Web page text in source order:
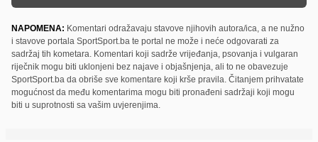
NAPOMENA: Komentari odražavaju stavove njihovih autora/ica, a ne nužno
i stavove portala SportSport.ba te portal ne može i neće odgovarati za
sadržaj tih kometara. Komentari koji sadrže vrijeđanja, psovanja i vulgaran
riječnik mogu biti uklonjeni bez najave i objašnjenja, ali to ne obavezuje
SportSport.ba da obriše sve komentare koji krše pravila. Čitanjem prihvatate
mogućnost da među komentarima mogu biti pronađeni sadržaji koji mogu
biti u suprotnosti sa vašim uvjerenjima.